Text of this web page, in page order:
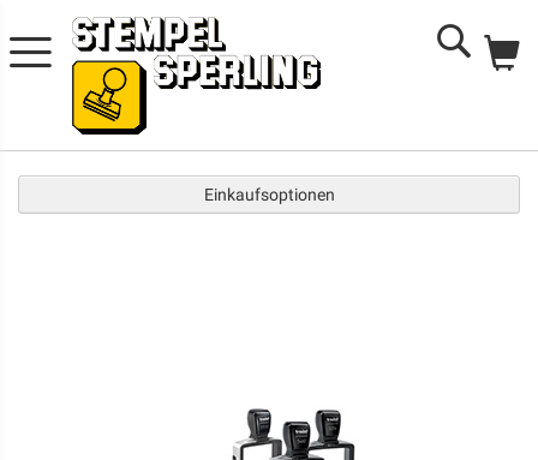
Search
Einkaufsoptionen